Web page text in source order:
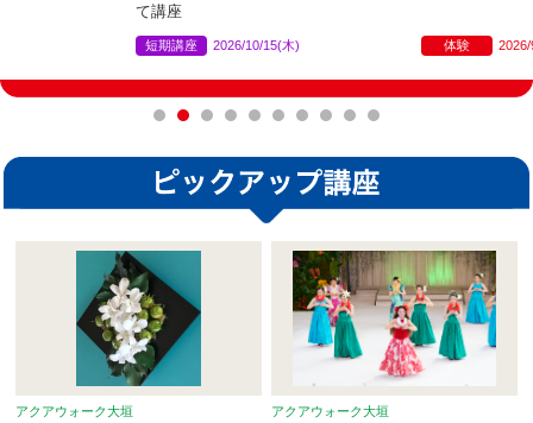
て講座
短期講座 2026/10/15(木) 体験
アクアウォーク大垣 アクアウォーク大垣